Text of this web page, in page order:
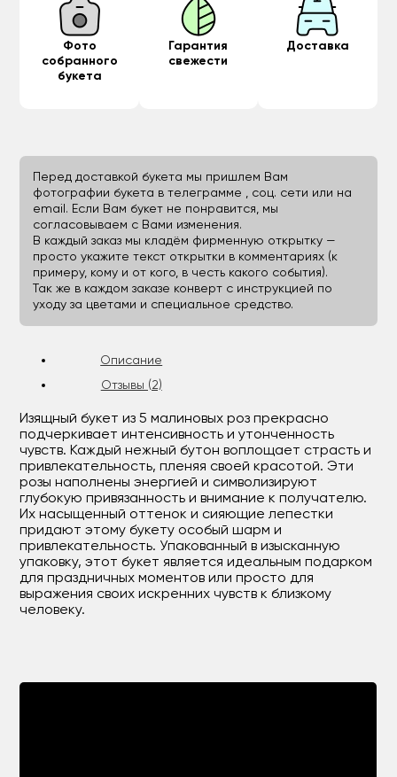
Фото
собранного
букета
Гарантия
свежести
Доставка
Перед доставкой букета мы пришлем Вам
фотографии букета в телеграмме , соц. сети или на
email. Если Вам букет не понравится, мы
согласовываем с Вами изменения.
В каждый заказ мы кладём фирменную открытку —
просто укажите текст открытки в комментариях (к
примеру, кому и от кого, в честь какого события).
Так же в каждом заказе конверт с инструкцией по
уходу за цветами и специальное средство.
Описание
Отзывы (2)
Изящный букет из 5 малиновых роз прекрасно
подчеркивает интенсивность и утонченность
чувств. Каждый нежный бутон воплощает страсть и
привлекательность, пленяя своей красотой. Эти
розы наполнены энергией и символизируют
глубокую привязанность и внимание к получателю.
Их насыщенный оттенок и сияющие лепестки
придают этому букету особый шарм и
привлекательность. Упакованный в изысканную
упаковку, этот букет является идеальным подарком
для праздничных моментов или просто для
выражения своих искренних чувств к близкому
человеку.